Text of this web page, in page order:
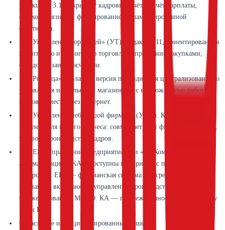
редакцией 3.1. Закрывает кадровый учёт, расчёт зарплаты,
страховые взносы, формирование регламентированной
отчётности.
«1С:Управление торговлей» (УТ). Редакция 11, ориентированная
на оптовую и розничную торговлю, управление закупками,
складом, взаиморасчётами.
«1С:Розница». Облачная версия подходит для централизованного
управления несколькими магазинами с возможностью работы
кассовых мест через интернет.
«1С:Управление небольшой фирмой» (УНФ). Комплексное
решение для малого бизнеса: совмещает учёт финансов, продаж,
заказов, производства, кадров.
«1С:ERP Управление предприятием» и «1С:Комплексная
автоматизация» (КА). Доступны на тарифах с повышенными
ресурсами. ERP — флагманская система для средних и крупных
компаний, включающая управление производством,
бюджетирование, МСФО. КА — промежуточное решение между
УТ и ERP.
Отраслевые и специализированные решения.